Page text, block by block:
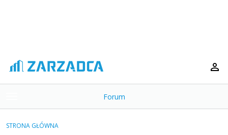
o
g
Forum
STRONA GŁÓWNA